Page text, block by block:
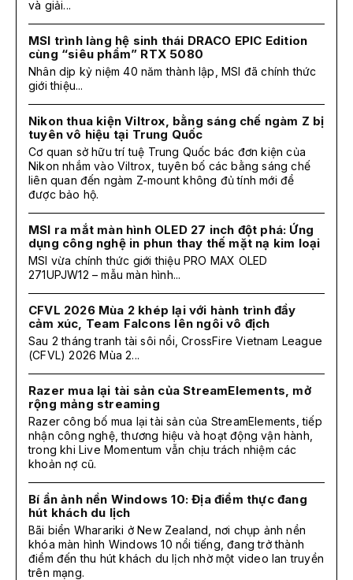
và giải...
MSI trình làng hệ sinh thái DRACO EPIC Edition
cùng “siêu phẩm” RTX 5080
Nhân dịp kỷ niệm 40 năm thành lập, MSI đã chính thức
giới thiệu...
Nikon thua kiện Viltrox, bằng sáng chế ngàm Z bị
tuyên vô hiệu tại Trung Quốc
Cơ quan sở hữu trí tuệ Trung Quốc bác đơn kiện của
Nikon nhắm vào Viltrox, tuyên bố các bằng sáng chế
liên quan đến ngàm Z-mount không đủ tính mới để
được bảo hộ.
MSI ra mắt màn hình OLED 27 inch đột phá: Ứng
dụng công nghệ in phun thay thế mặt nạ kim loại
MSI vừa chính thức giới thiệu PRO MAX OLED
271UPJW12 – mẫu màn hình...
CFVL 2026 Mùa 2 khép lại với hành trình đầy
cảm xúc, Team Falcons lên ngôi vô địch
Sau 2 tháng tranh tài sôi nổi, CrossFire Vietnam League
(CFVL) 2026 Mùa 2...
Razer mua lại tài sản của StreamElements, mở
rộng mảng streaming
Razer công bố mua lại tài sản của StreamElements, tiếp
nhận công nghệ, thương hiệu và hoạt động vận hành,
trong khi Live Momentum vẫn chịu trách nhiệm các
khoản nợ cũ.
Bí ẩn ảnh nền Windows 10: Địa điểm thực đang
hút khách du lịch
Bãi biển Wharariki ở New Zealand, nơi chụp ảnh nền
khóa màn hình Windows 10 nổi tiếng, đang trở thành
điểm đến thu hút khách du lịch nhờ một video lan truyền
trên mạng.